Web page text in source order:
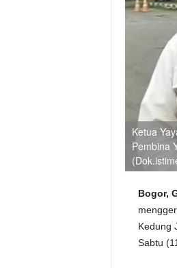
Ketua
Pembina
Bogor,
Kedung
Sabtu